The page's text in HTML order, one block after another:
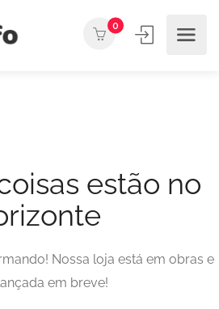
0
estão no
Nossa loja está em obras e
em breve!